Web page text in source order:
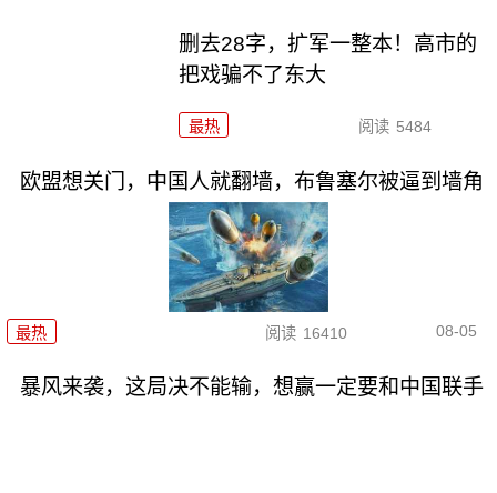
删去28字，扩军一整本！高市的
把戏骗不了东大
最热 阅读 5484
欧盟想关门，中国人就翻墙，布鲁塞尔被逼到墙角
最热 阅读 16410 08-05
暴风来袭，这局决不能输，想赢一定要和中国联手